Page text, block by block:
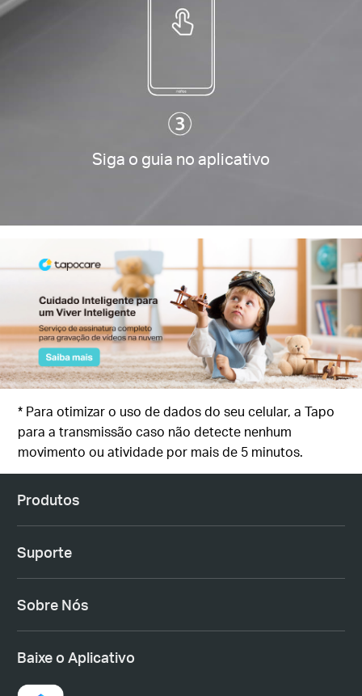
Siga o guia no aplicativo
* Para otimizar o uso de dados do seu celular, a Tapo
para a transmissão caso não detecte nenhum
movimento ou atividade por mais de 5 minutos.
Produtos
Suporte
Sobre Nós
Baixe o Aplicativo